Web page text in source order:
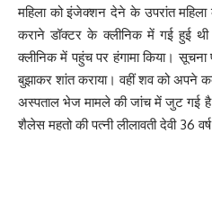
महिला को इंजेक्शन देने के उपरांत महिला
कराने डॉक्टर के क्लीनिक में गई हुई
क्लीनिक में पहुंच पर हंगामा किया।
बुझाकर शांत कराया। वहीं शव को अपने
अस्पताल भेज मामले की जांच में जुट गई है।
शैलेस महतो की पत्नी लीलावती देवी 36